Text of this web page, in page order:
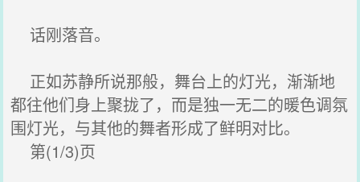
话刚落音。
正如苏静所说那般，舞台上的灯光，渐渐地
都往他们身上聚拢了，而是独一无二的暖色调氛
围灯光，与其他的舞者形成了鲜明对比。
第(1/3)页